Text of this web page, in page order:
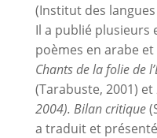
(Institut des
Il a publié plusieurs
poèmes en arabe
Chants de la folie de
(Tarabuste, 2001) et
2004). Bilan critique
a traduit et présenté